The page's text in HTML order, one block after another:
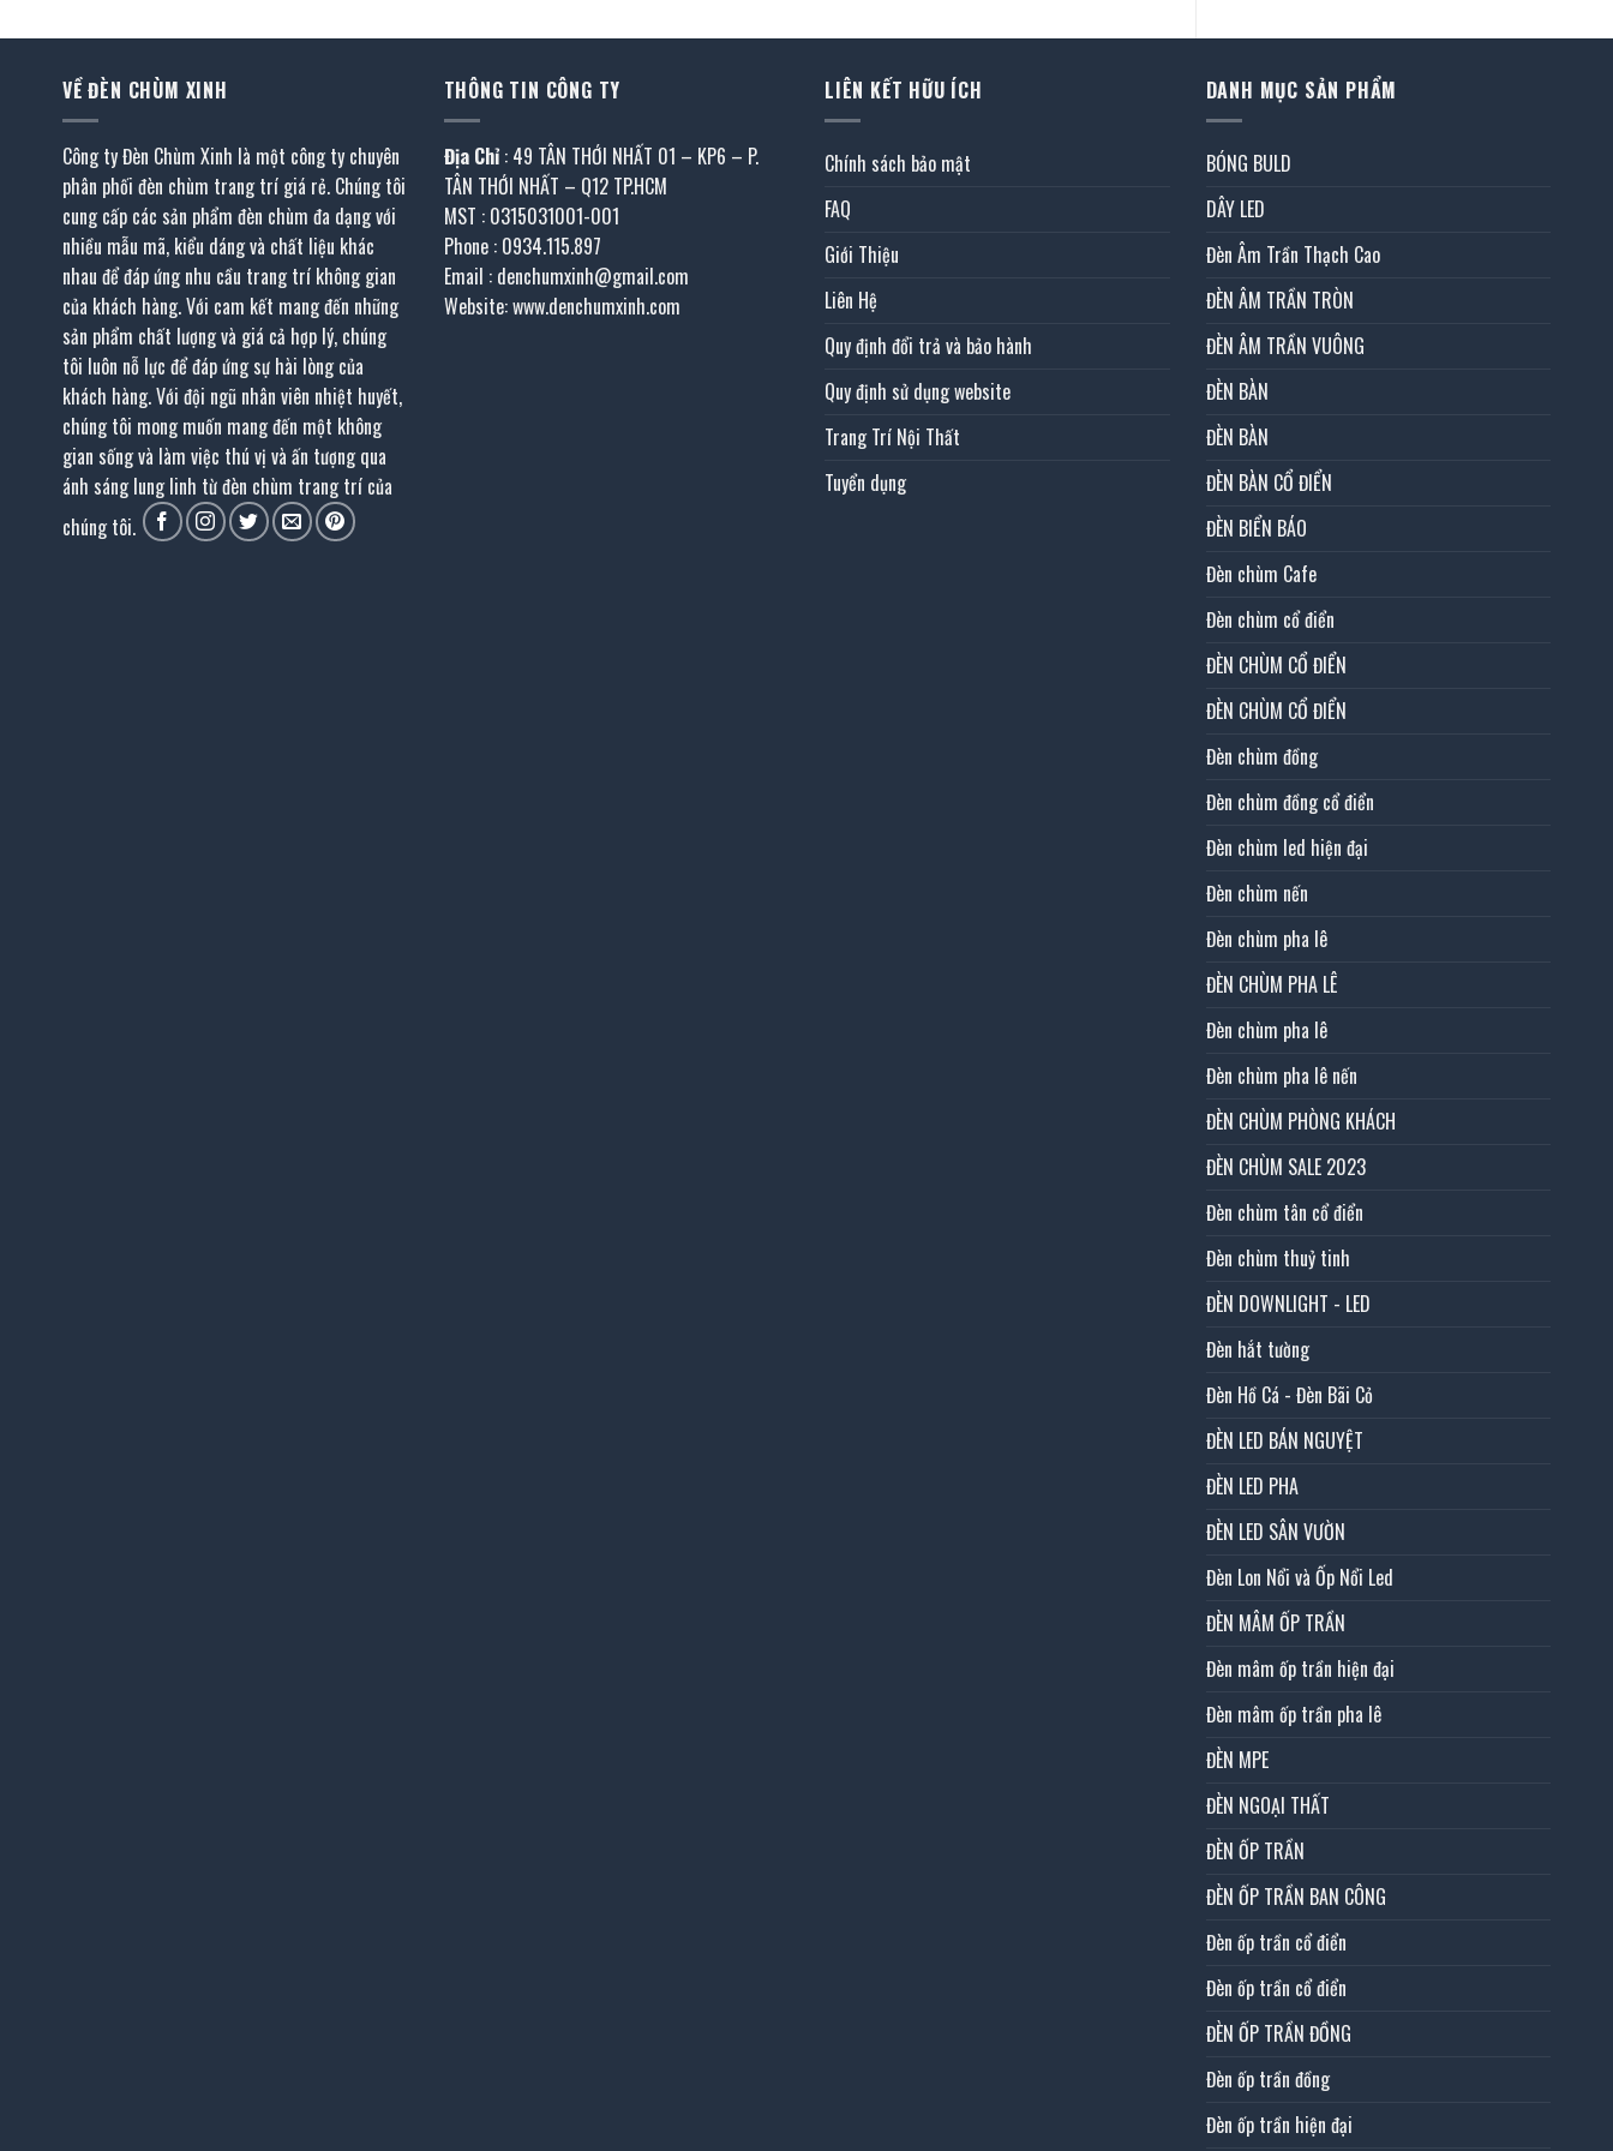
VỀ ĐÈN CHÙM XINH
Công ty Đèn Chùm Xinh là một công ty chuyên
phân phối đèn chùm trang trí giá rẻ. Chúng tôi
cung cấp các sản phẩm đèn chùm đa dạng với
nhiều mẫu mã, kiểu dáng và chất liệu khác
nhau để đáp ứng nhu cầu trang trí không gian
của khách hàng. Với cam kết mang đến những
sản phẩm chất lượng và giá cả hợp lý, chúng
tôi luôn nỗ lực để đáp ứng sự hài lòng của
khách hàng. Với đội ngũ nhân viên nhiệt huyết,
chúng tôi mong muốn mang đến một không
gian sống và làm việc thú vị và ấn tượng qua
ánh sáng lung linh từ đèn chùm trang trí của
chúng tôi.
THÔNG TIN CÔNG TY
Địa Chỉ : 49 TÂN THỚI NHẤT 01 – KP6 – P.
TÂN THỚI NHẤT – Q12 TP.HCM
MST : 0315031001-001
Phone : 0934.115.897
Email : denchumxinh@gmail.com
Website: www.denchumxinh.com
LIÊN KẾT HỮU ÍCH
Chính sách bảo mật
FAQ
Giới Thiệu
Liên Hệ
Quy định đổi trả và bảo hành
Quy định sử dụng website
Trang Trí Nội Thất
Tuyển dụng
DANH MỤC SẢN PHẨM
BÓNG BULD
DÂY LED
Đèn Âm Trần Thạch Cao
ĐÈN ÂM TRẦN TRÒN
ĐÈN ÂM TRẦN VUÔNG
ĐÈN BÀN
ĐÈN BÀN
ĐÈN BÀN CỔ ĐIỂN
ĐÈN BIỂN BÁO
Đèn chùm Cafe
Đèn chùm cổ điển
ĐÈN CHÙM CỔ ĐIỂN
ĐÈN CHÙM CỔ ĐIỂN
Đèn chùm đồng
Đèn chùm đồng cổ điển
Đèn chùm led hiện đại
Đèn chùm nến
Đèn chùm pha lê
ĐÈN CHÙM PHA LÊ
Đèn chùm pha lê
Đèn chùm pha lê nến
ĐÈN CHÙM PHÒNG KHÁCH
ĐÈN CHÙM SALE 2023
Đèn chùm tân cổ điển
Đèn chùm thuỷ tinh
ĐÈN DOWNLIGHT - LED
Đèn hắt tường
Đèn Hồ Cá - Đèn Bãi Cỏ
ĐÈN LED BÁN NGUYỆT
ĐÈN LED PHA
ĐÈN LED SÂN VƯỜN
Đèn Lon Nổi và Ốp Nổi Led
ĐÈN MÂM ỐP TRẦN
Đèn mâm ốp trần hiện đại
Đèn mâm ốp trần pha lê
ĐÈN MPE
ĐÈN NGOẠI THẤT
ĐÈN ỐP TRẦN
ĐÈN ỐP TRẦN BAN CÔNG
Đèn ốp trần cổ điển
Đèn ốp trần cổ điển
ĐÈN ỐP TRẦN ĐỒNG
Đèn ốp trần đồng
Đèn ốp trần hiện đại